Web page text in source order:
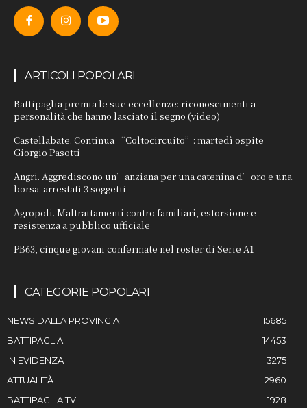
ARTICOLI POPOLARI
Battipaglia premia le sue eccellenze: riconoscimenti a
personalità che hanno lasciato il segno (video)
Castellabate. Continua “Coltocircuito”: martedì ospite
Giorgio Pasotti
Angri. Aggrediscono un’anziana per una catenina d’oro e una
borsa: arrestati 3 soggetti
Agropoli. Maltrattamenti contro familiari, estorsione e
resistenza a pubblico ufficiale
PB63, cinque giovani confermate nel roster di Serie A1
CATEGORIE POPOLARI
NEWS DALLA PROVINCIA
15685
BATTIPAGLIA
14453
IN EVIDENZA
3275
ATTUALITÀ
2960
BATTIPAGLIA TV
1928